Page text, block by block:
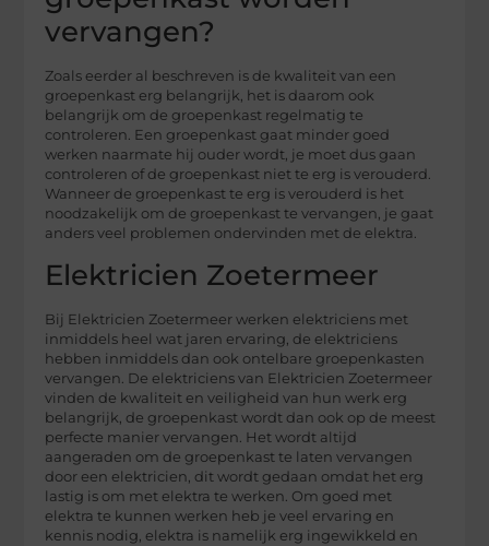
vervangen?
Zoals eerder al beschreven is de kwaliteit van een
groepenkast erg belangrijk, het is daarom ook
belangrijk om de groepenkast regelmatig te
controleren. Een groepenkast gaat minder goed
werken naarmate hij ouder wordt, je moet dus gaan
controleren of de groepenkast niet te erg is verouderd.
Wanneer de groepenkast te erg is verouderd is het
noodzakelijk om de groepenkast te vervangen, je gaat
anders veel problemen ondervinden met de elektra.
Elektricien Zoetermeer
Bij Elektricien Zoetermeer werken elektriciens met
inmiddels heel wat jaren ervaring, de elektriciens
hebben inmiddels dan ook ontelbare groepenkasten
vervangen. De elektriciens van Elektricien Zoetermeer
vinden de kwaliteit en veiligheid van hun werk erg
belangrijk, de groepenkast wordt dan ook op de meest
perfecte manier vervangen. Het wordt altijd
aangeraden om de groepenkast te laten vervangen
door een elektricien, dit wordt gedaan omdat het erg
lastig is om met elektra te werken. Om goed met
elektra te kunnen werken heb je veel ervaring en
kennis nodig, elektra is namelijk erg ingewikkeld en